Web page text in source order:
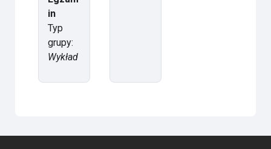
in
Typ
grupy:
Wykład